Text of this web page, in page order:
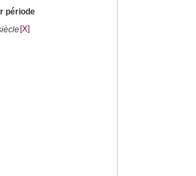
période
[X]